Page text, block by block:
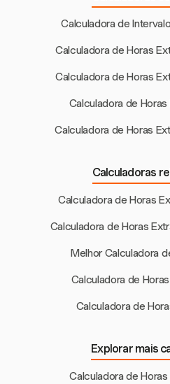
Calculadora de
Calculadora de Horas
Calculadora de Horas
Calculadora de
Calculadora de Horas
Calculadoras
Calculadora de Horas
Calculadora de Horas
Melhor Calculadora
Calculadora de
Calculadora de
Explorar mais
Calculadora de Horas